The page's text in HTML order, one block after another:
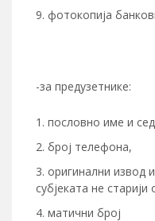
фотокопија
-за предузетнике:
пословно име и
број телефона,
оригинални извод
субјеката не старији
матични број